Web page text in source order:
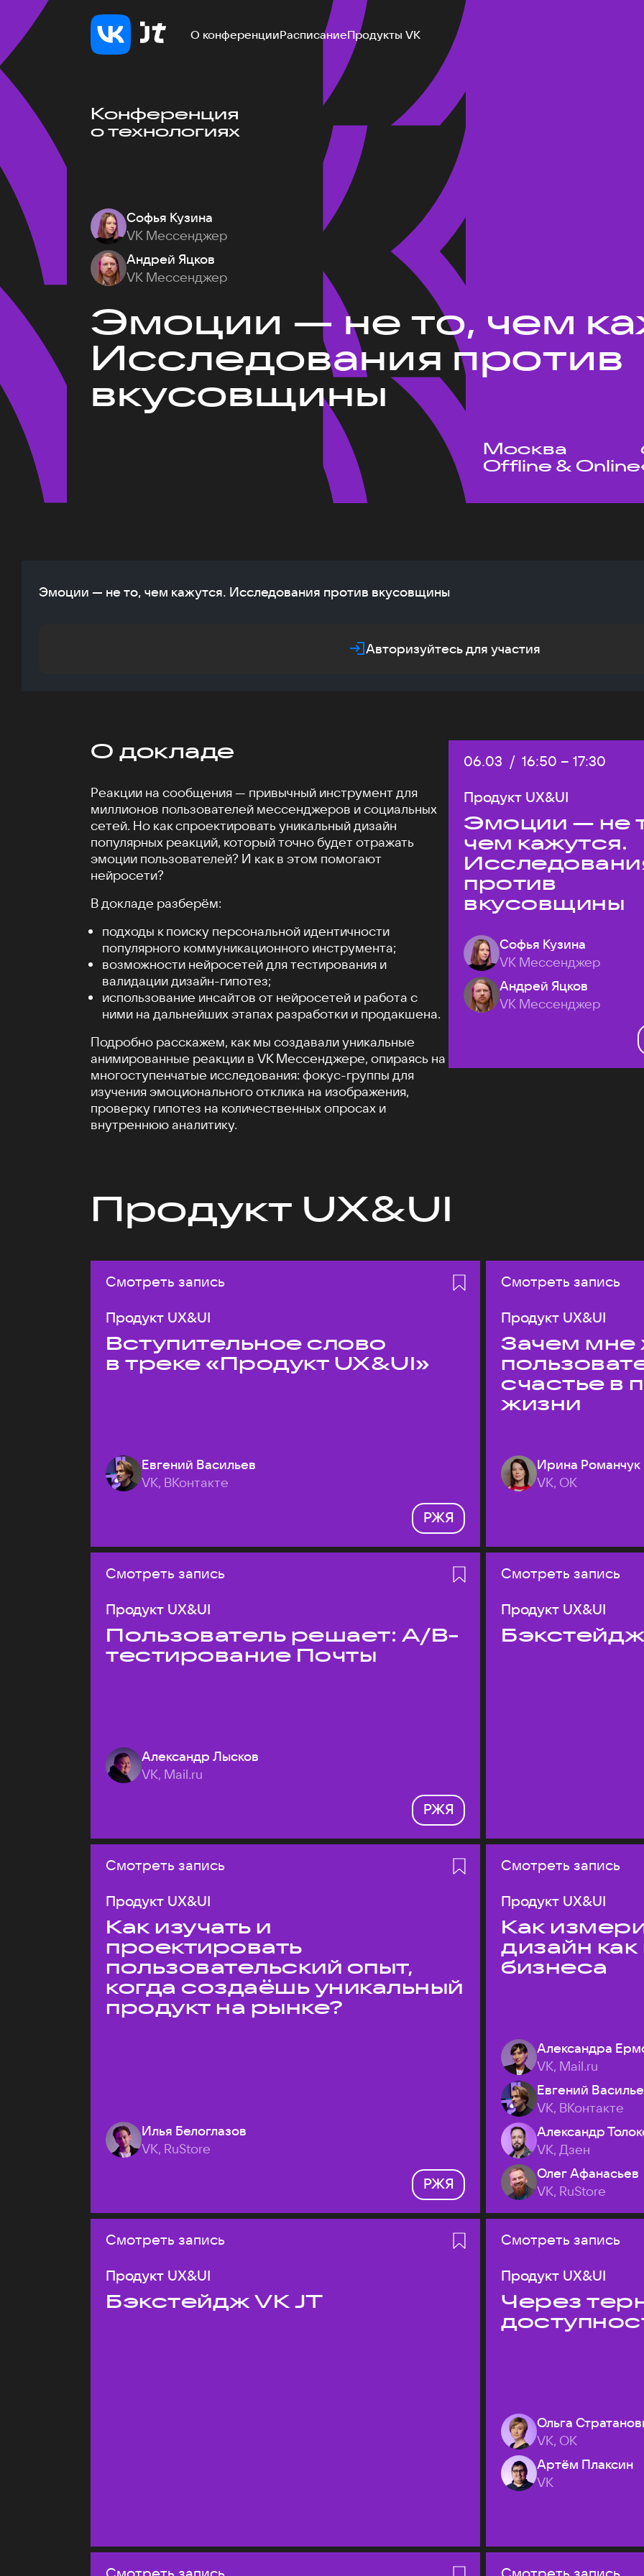
О конференцииРасписаниеПродукты VK
Конференция
о технологиях
Софья Кузина
VK Мессенджер
Андрей Яцков
VK Мессенджер
Эмоции — не то, чем
Исследования против
вкусовщины
Москва
Offline & Online
Эмоции — не то, чем кажутся. Исследования против вкусовщины
Авторизуйтесь для участия
О докладе
Реакции на сообщения — привычный инструмент для
миллионов пользователей мессенджеров и социальных
сетей. Но как спроектировать уникальный дизайн
популярных реакций, который точно будет отражать
эмоции пользователей? И как в этом помогают
нейросети?
В докладе разберём:
подходы к поиску персональной идентичности
популярного коммуникационного инструмента;
возможности нейросетей для тестирования и
валидации дизайн-гипотез;
использование инсайтов от нейросетей и работа с
ними на дальнейших этапах разработки и продакшена.
Подробно расскажем, как мы создавали уникальные
анимированные реакции в VK Мессенджере, опираясь на
многоступенчатые исследования: фокус-группы для
изучения эмоционального отклика на изображения,
проверку гипотез на количественных опросах и
внутреннюю аналитику.
Дата:
06.03 / Начало:
16:50 – Конец:
17:30
Продукт UX&UI
Эмоции — не
чем кажутся.
против
вкусовщины
Софья Кузина
VK Мессенджер
Андрей Яцков
VK Мессенджер
Продукт UX&UI
Смотреть запись
Продукт UX&UI
Вступительное слово
в треке «Продукт UX&UI»
Евгений Васильев
VK, ВКонтакте
РЖЯ
Смотреть запись
Продукт UX&UI
Зачем мне
счастье в
жизни
Ирина Романчук
VK, ОК
Смотреть запись
Продукт UX&UI
Пользователь решает: A/B-
тестирование Почты
Александр Лысков
VK, Mail.ru
РЖЯ
Смотреть запись
Продукт UX&UI
Бэкстейдж
Смотреть запись
Продукт UX&UI
Как изучать и
проектировать
пользовательский опыт,
когда создаёшь уникальный
продукт на рынке?
Илья Белоглазов
VK, RuStore
РЖЯ
Смотреть запись
Продукт UX&UI
Как
дизайн
бизнеса
Александра
VK, Mail.ru
Евгений
VK, ВКонтакте
Александр
VK, Дзен
Олег Афанасьев
VK, RuStore
Смотреть запись
Продукт UX&UI
Бэкстейдж VK JT
Смотреть запись
Продукт UX&UI
Через
Ольга
VK, ОК
Артём Плаксин
VK